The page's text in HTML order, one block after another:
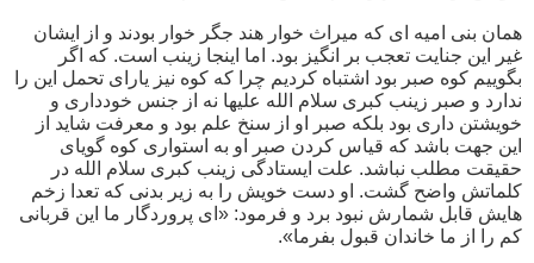
همان بنی امیه ای که میراث خوار هند جگر خوار بودند و از ایشان
غیر این جنایت تعجب بر انگیز بود. اما اینجا زینب است. که اگر
بگوییم کوه صبر بود اشتباه کردیم چرا که کوه نیز یارای تحمل این را
ندارد و صبر زینب کبری سلام الله علیها نه از جنس خودداری و
خویشتن داری بود بلکه صبر او از سنخ علم بود و معرفت شاید از
این جهت باشد که قیاس کردن صبر او به استواری کوه گویای
حقیقت مطلب نباشد. علت ایستادگی زینب کبری سلام الله در
کلماتش واضح گشت. او دست خویش را به زیر بدنی که تعدا زخم
هایش قابل شمارش نبود برد و فرمود: «ای پروردگار ما این قربانی
کم را از ما خاندان قبول بفرما».